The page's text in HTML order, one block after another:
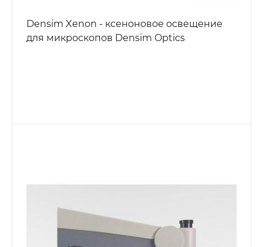
Densim Xenon - ксеноновое освещение
для микроскопов Densim Optics